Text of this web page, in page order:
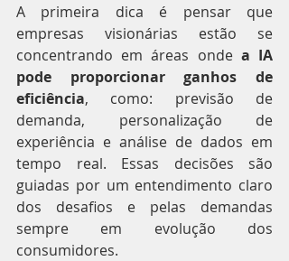
A primeira dica é pensar que
empresas visionárias estão se
concentrando em áreas onde a IA
pode proporcionar ganhos de
eficiência, como: previsão de
demanda, personalização de
experiência e análise de dados em
tempo real. Essas decisões são
guiadas por um entendimento claro
dos desafios e pelas demandas
sempre em evolução dos
consumidores.